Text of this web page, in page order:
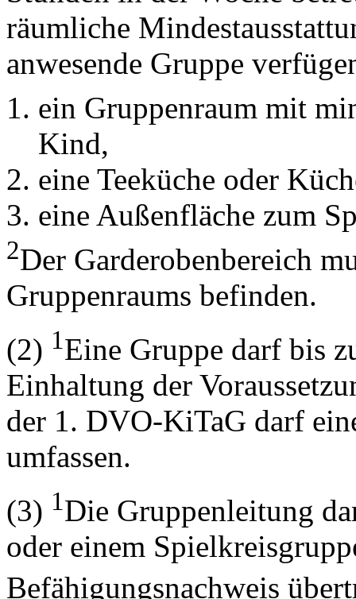
räumliche
anwesende Gruppe
ein Gruppenraum mit
Kind,
eine Teeküche oder
eine Außenfläche zum
2Der Garderobenbereich
Gruppenraums befinden.
(2) 1Eine Gruppe darf bis
Einhaltung der
der 1. DVO-KiTaG darf
umfassen.
(3) 1Die Gruppenleitung
oder einem
Befähigungsnachweis